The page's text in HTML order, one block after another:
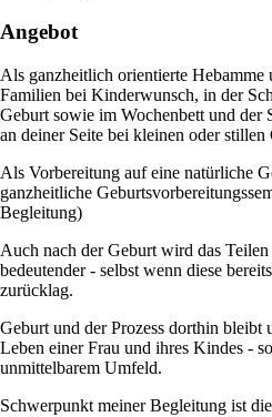
Angebot
Als ganzheitlich orientierte Hebamme
Familien bei Kinderwunsch, in der
Geburt sowie im Wochenbett und der
an deiner Seite bei kleinen oder stillen
Als Vorbereitung auf eine natürliche
ganzheitliche
Begleitung)
Auch nach der Geburt wird das
bedeutender - selbst wenn diese
zurücklag.
Geburt und der Prozess dorthin bleibt
Leben einer Frau und ihres Kindes -
unmittelbarem Umfeld.
Schwerpunkt meiner Begleitung ist